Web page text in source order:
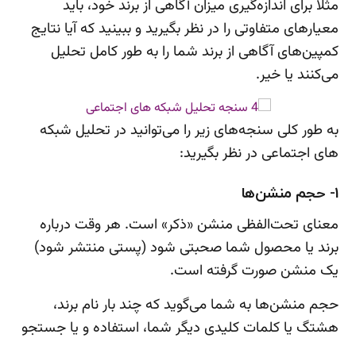
مثلا برای اندازه‌گیری میزان آگاهی از برند خود، باید
معیارهای متفاوتی را در نظر بگیرید و ببینید که آیا نتایج
کمپین‌های آگاهی از برند شما را به طور کامل تحلیل
می‌کنند یا خیر.
به طور کلی سنجه‌های زیر را می‌توانید در تحلیل شبکه
های اجتماعی در نظر بگیرید:
1- حجم منشن‌‌ها
معنای تحت‌الفظی منشن «ذکر» است. هر وقت درباره
برند یا محصول شما صحبتی شود (پستی منتشر شود)
یک منشن صورت گرفته است.
حجم منشن‌ها به شما می‌گوید که چند بار نام برند،
هشتگ یا کلمات کلیدی دیگر شما، استفاده و یا جستجو